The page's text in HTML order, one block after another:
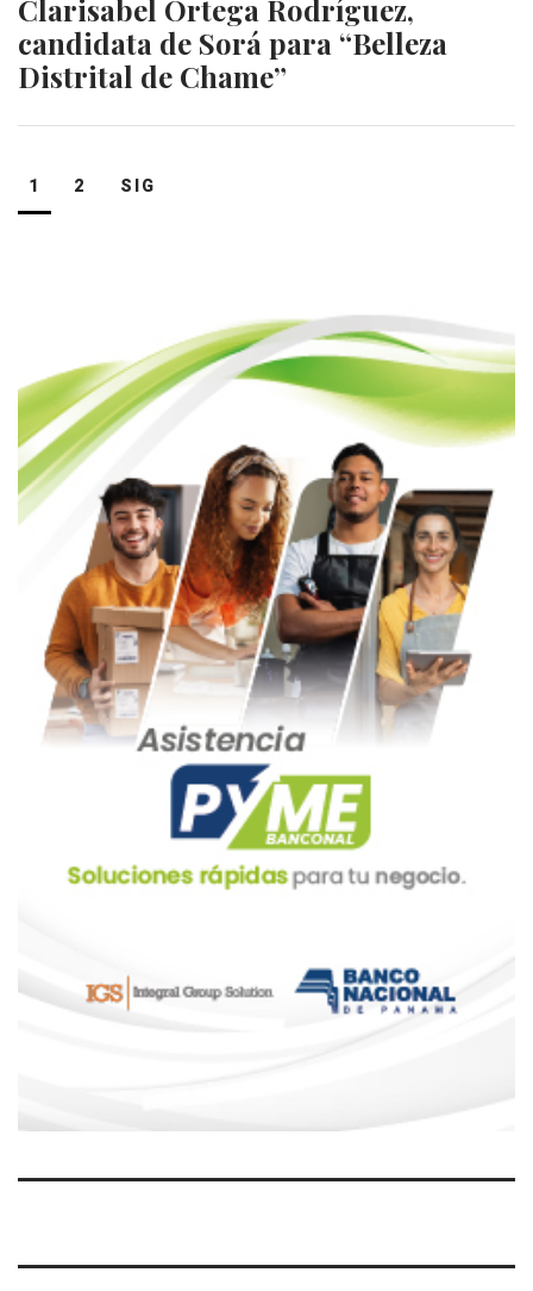
Clarisabel Ortega Rodríguez,
candidata de Sorá para “Belleza
Distrital de Chame”
Navegación
de
1 2 SIG